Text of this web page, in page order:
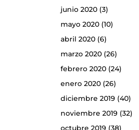
junio 2020(3)
mayo 2020(10)
abril 2020(6)
marzo 2020(26)
febrero 2020(24)
enero 2020(26)
diciembre 2019 (40)
noviembre 2019 (32)
octubre 2019 (38)